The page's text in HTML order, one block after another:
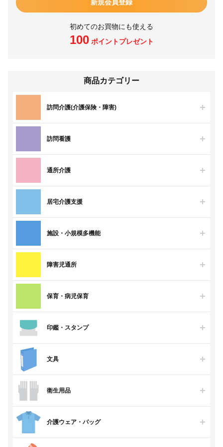
新規会員登録
初めてのお買物にも使える
100ポイントプレゼント
商品カテゴリー
訪問介護(介護保険・障害)
訪問看護
通所介護
居宅介護支援
施設・小規模多機能
障害児通所
保育・病児保育
印鑑・スタンプ
文具
衛生用品
介護ウェア・バッグ